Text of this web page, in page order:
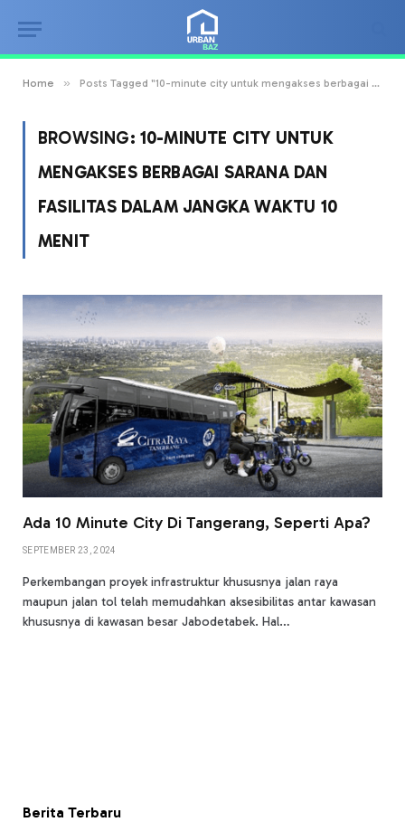
Home » Posts Tagged "10-minute city untuk mengakses berbagai sarana dan fasilitas dalam jangka waktu 10 menit"
BROWSING: 10-MINUTE CITY UNTUK
MENGAKSES BERBAGAI SARANA DAN
FASILITAS DALAM JANGKA WAKTU 10
MENIT
Ada 10 Minute City Di Tangerang, Seperti Apa?
SEPTEMBER 23, 2024
Perkembangan proyek infrastruktur khususnya jalan raya
maupun jalan tol telah memudahkan aksesibilitas antar kawasan
khususnya di kawasan besar Jabodetabek. Hal…
Berita Terbaru